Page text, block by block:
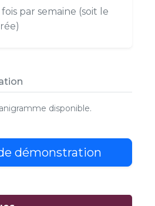
par semaine (soit le
disponible.
démonstration